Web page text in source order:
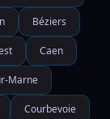
Béziers
Caen
Marne
Courbevoie